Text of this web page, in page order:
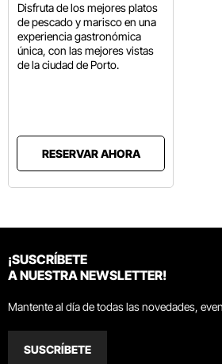
Disfruta de los mejores platos
de pescado y marisco en una
experiencia gastronómica
única, con las mejores vistas
de la ciudad de Porto.
RESERVAR AHORA
¡SUSCRÍBETE
A NUESTRA NEWSLETTER!
Mantente al día de todas las novedades,
SUSCRÍBETE